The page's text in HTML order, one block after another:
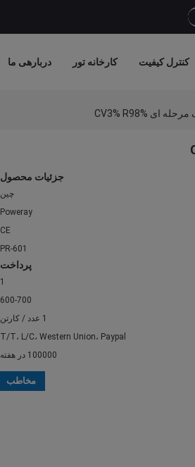
دربارهی ما کارخانه تور کنترل کیفیت
جزئیات
چین
Poweray
CE
PR-601
1
600-700
1 عدد / کارتن
T/T، L/C، Western Union، Paypal
100000 در هفته
مخاطب